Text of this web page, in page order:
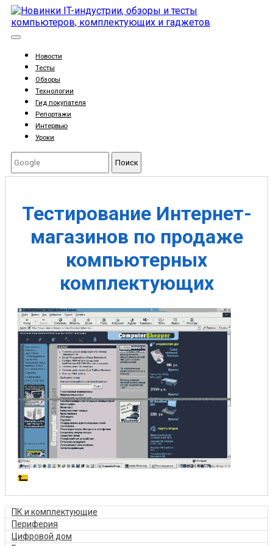
Новости
Тесты
Обзоры
Технологии
Гид покупателя
Репортажи
Интервью
Уроки
Поиск
Тестирование Интернет-
магазинов по продаже
компьютерных
комплектующих
ПК и комплектующие
Периферия
Цифровой дом